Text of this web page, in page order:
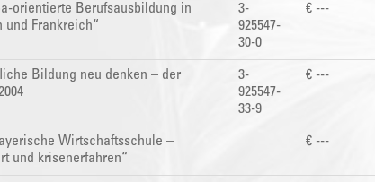
orientierte Berufsausbildung in
und Frankreich“
3-
925547-
30-0
€ ---
Bildung neu denken – der
3-
925547-
33-9
€ ---
Wirtschaftsschule –
und krisenerfahren“
€ ---